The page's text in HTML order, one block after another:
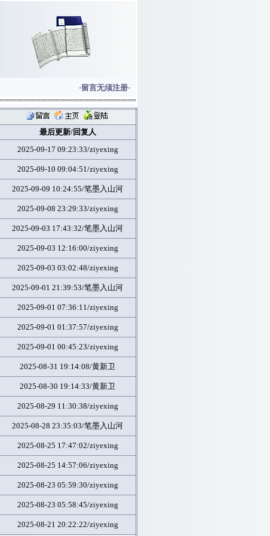
·留言无须注册·
相关法律条约，子夜星网站感谢您的支持与合作！
最后更新/回复人
2025-09-17 09:23:33/ziyexing
2025-09-10 09:04:51/ziyexing
2025-09-09 10:24:55/笔墨入山河
2025-09-08 23:29:33/ziyexing
2025-09-03 17:43:32/笔墨入山河
2025-09-03 12:16:00/ziyexing
2025-09-03 03:02:48/ziyexing
2025-09-01 21:39:53/笔墨入山河
2025-09-01 07:36:11/ziyexing
2025-09-01 01:37:57/ziyexing
2025-09-01 00:45:23/ziyexing
2025-08-31 19:14:08/黄新卫
2025-08-30 19:14:33/黄新卫
2025-08-29 11:30:38/ziyexing
2025-08-28 23:35:03/笔墨入山河
2025-08-25 17:47:02/ziyexing
2025-08-25 14:57:06/ziyexing
2025-08-23 05:59:30/ziyexing
2025-08-23 05:58:45/ziyexing
2025-08-21 20:22:22/ziyexing